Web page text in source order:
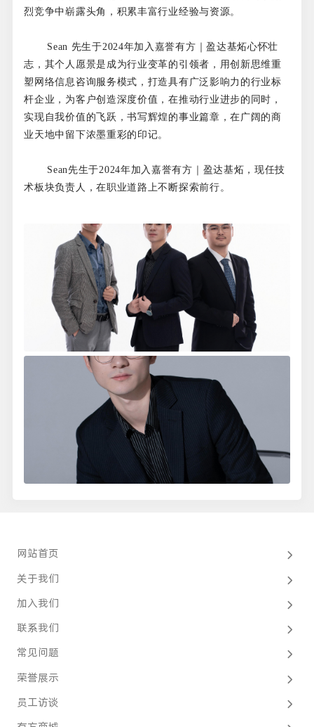
烈竞争中崭露头角，积累丰富行业经验与资源。
Sean 先生于2024年加入嘉誉有方｜盈达基炻心怀壮
志，其个人愿景是成为行业变革的引领者，用创新思维重
塑网络信息咨询服务模式，打造具有广泛影响力的行业标
杆企业，为客户创造深度价值，在推动行业进步的同时，
实现自我价值的飞跃，书写辉煌的事业篇章，在广阔的商
业天地中留下浓墨重彩的印记。
Sean先生于2024年加入嘉誉有方｜盈达基炻，现任技
术板块负责人，在职业道路上不断探索前行。
网站首页
关于我们
加入我们
联系我们
常见问题
荣誉展示
员工访谈